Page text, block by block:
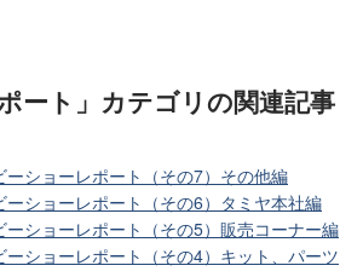
ート」カテゴリの関連記事
ーショーレポート（その7）その他編
ーショーレポート（その6）タミヤ本社編
ーショーレポート（その5）販売コーナー編
ショーレポート（その4）キット、パーツ